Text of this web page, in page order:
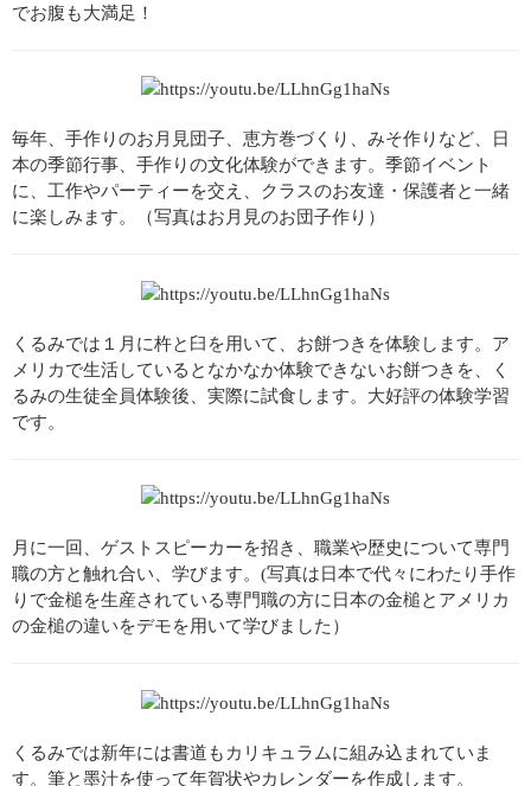
でお腹も大満足！
毎年、手作りのお月見団子、恵方巻づくり、みそ作りなど、日
本の季節行事、手作りの文化体験ができます。季節イベント
に、工作やパーティーを交え、クラスのお友達・保護者と一緒
に楽しみます。（写真はお月見のお団子作り）
くるみでは１月に杵と臼を用いて、お餅つきを体験します。ア
メリカで生活しているとなかなか体験できないお餅つきを、く
るみの生徒全員体験後、実際に試食します。大好評の体験学習
です。
月に一回、ゲストスピーカーを招き、職業や歴史について専門
職の方と触れ合い、学びます。(写真は日本で代々にわたり手作
りで金槌を生産されている専門職の方に日本の金槌とアメリカ
の金槌の違いをデモを用いて学びました）
くるみでは新年には書道もカリキュラムに組み込まれていま
す。筆と墨汁を使って年賀状やカレンダーを作成します。